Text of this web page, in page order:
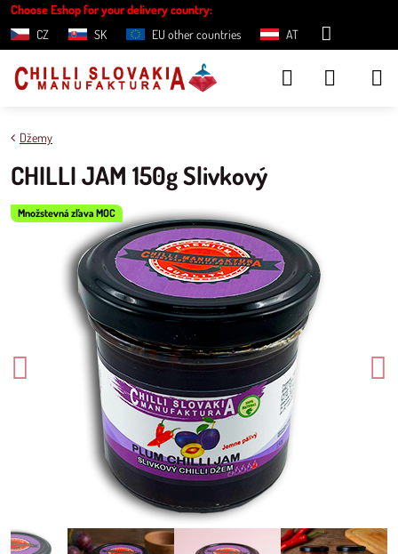
Choose Eshop for your delivery country:
CZ
SK EU other countries AT
Množstevná zľava MOC
Džemy
CHILLI JAM 150g Slivkový